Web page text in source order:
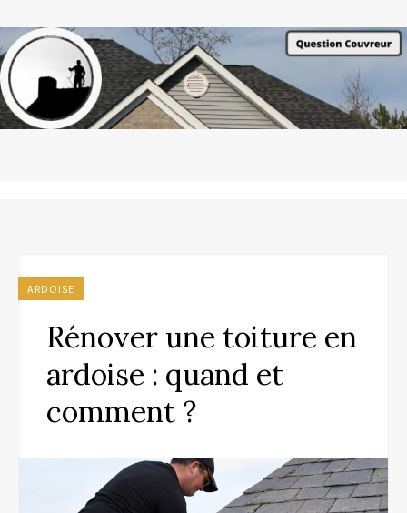
ARDOISE
Rénover une toiture en
ardoise : quand et
comment ?